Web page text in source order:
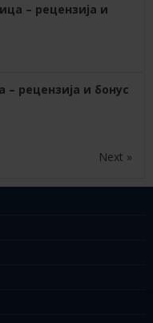
– рецензија и
рецензија и бонус
Next »